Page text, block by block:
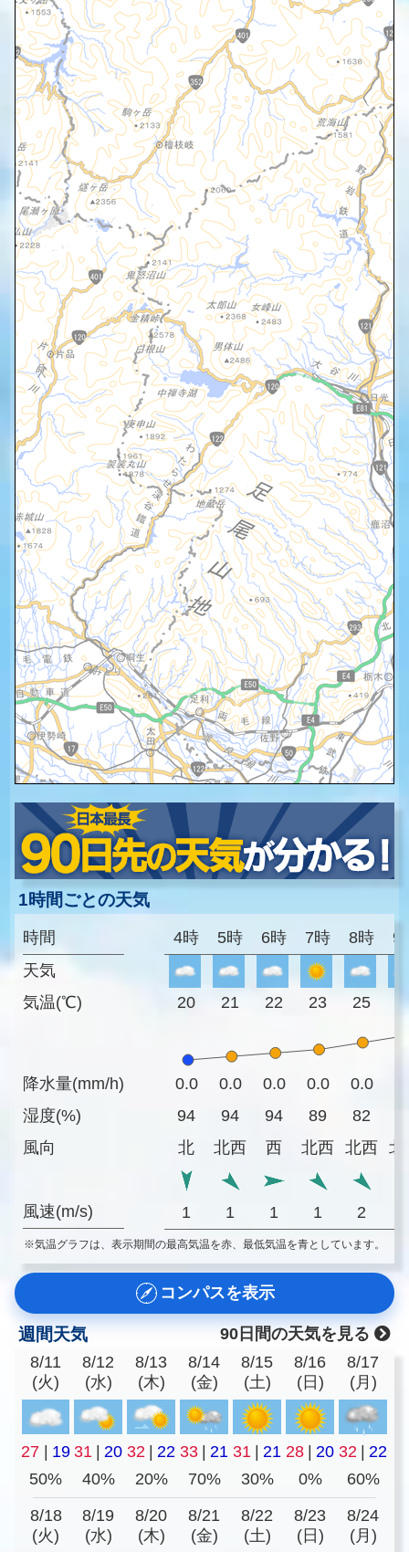
1時間ごとの天気
時間
天気
気温(℃)
降水量(mm/h)
湿度(%)
風向
風速(m/s)
4時 5時 6時 7時 8時 9
20 21 22 23 25
0.0 0.0 0.0 0.0 0.0
94
94 94 89 82
北
北西 西 北西 北西 北
1 1 1 1 2
※気温グラフは、表示期間の最高気温を赤、最低気温を青としています。
コンパスを表示
週間天気
90日間の天気を見る
8/11
(火)
8/12
(水)
8/13
(木)
8/14
(金)
8/15
(土)
8/16
(日)
8/17
(月)
27 19 31 20 32 22 33 21 31 21 28 20 32
22
50%
40% 20% 70% 30% 0% 60%
8/18
(火)
8/19
(水)
8/20
(木)
8/21
(金)
8/22
(土)
8/23
(日)
8/24
(月)